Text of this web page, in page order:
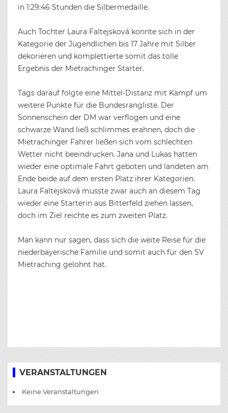
in 1:29:46 Stunden die Silbermedaille.
Auch Tochter Laura Faltejsková konnte sich in der
Kategorie der Jugendlichen bis 17 Jahre mit Silber
dekorieren und komplettierte somit das tolle
Ergebnis der Mietrachinger Starter.
Tags darauf folgte eine Mittel-Distanz mit Kampf um
weitere Punkte für die Bundesrangliste. Der
Sonnenschein der DM war verflogen und eine
schwarze Wand ließ schlimmes erahnen, doch die
Mietrachinger Fahrer ließen sich vom schlechten
Wetter nicht beeindrucken. Jana und Lukas hatten
wieder eine optimale Fahrt geboten und landeten am
Ende beide auf dem ersten Platz ihrer Kategorien.
Laura Faltejsková musste zwar auch an diesem Tag
wieder eine Starterin aus Bitterfeld ziehen lassen,
doch im Ziel reichte es zum zweiten Platz.
Man kann nur sagen, dass sich die weite Reise für die
niederbayerische Familie und somit auch für den SV
Mietraching gelohnt hat.
VERANSTALTUNGEN
Keine Veranstaltungen